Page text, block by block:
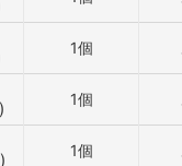
1個
) 1個
) 1個